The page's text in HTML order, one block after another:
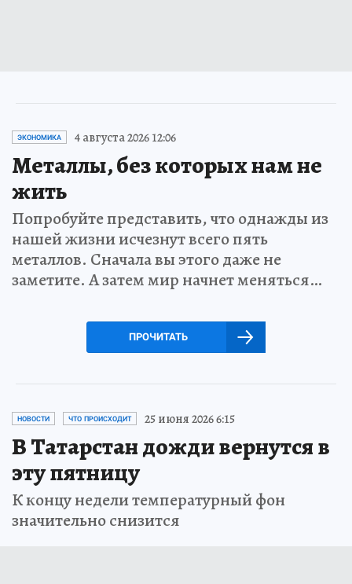
ЭКОНОМИКА 4 августа 2026 12:06
Металлы, без которых нам не
жить
Попробуйте представить, что однажды из
нашей жизни исчезнут всего пять
металлов. Сначала вы этого даже не
заметите. А затем мир начнет меняться…
ПРОЧИТАТЬ
НОВОСТИ ЧТО ПРОИСХОДИТ 25 июня 2026 6:15
В Татарстан дожди вернутся в
эту пятницу
К концу недели температурный фон
значительно снизится